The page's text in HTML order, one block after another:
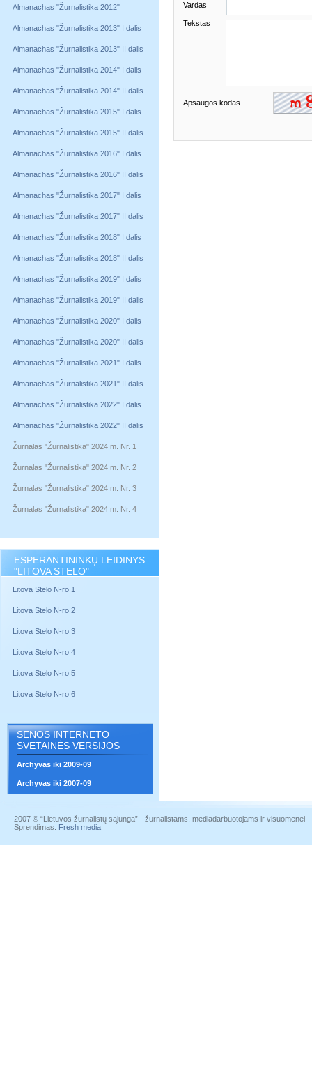
Almanachas "Žurnalistika 2012"
Almanachas "Žurnalistika 2013" I dalis
Almanachas "Žurnalistika 2013" II dalis
Almanachas "Žurnalistika 2014" I dalis
Almanachas "Žurnalistika 2014" II dalis
Almanachas "Žurnalistika 2015" I dalis
Almanachas "Žurnalistika 2015" II dalis
Almanachas "Žurnalistika 2016" I dalis
Almanachas "Žurnalistika 2016" II dalis
Almanachas "Žurnalistika 2017" I dalis
Almanachas "Žurnalistika 2017" II dalis
Almanachas "Žurnalistika 2018" I dalis
Almanachas "Žurnalistika 2018" II dalis
Almanachas "Žurnalistika 2019" I dalis
Almanachas "Žurnalistika 2019" II dalis
Almanachas "Žurnalistika 2020" I dalis
Almanachas "Žurnalistika 2020" II dalis
Almanachas "Žurnalistika 2021" I dalis
Almanachas "Žurnalistika 2021" II dalis
Almanachas "Žurnalistika 2022" I dalis
Almanachas "Žurnalistika 2022" II dalis
Žurnalas "Žurnalistika" 2024 m. Nr. 1
Žurnalas "Žurnalistika" 2024 m. Nr. 2
Žurnalas "Žurnalistika" 2024 m. Nr. 3
Žurnalas "Žurnalistika" 2024 m. Nr. 4
ESPERANTININKŲ LEIDINYS
"LITOVA STELO"
Litova Stelo N-ro 1
Litova Stelo N-ro 2
Litova Stelo N-ro 3
Litova Stelo N-ro 4
Litova Stelo N-ro 5
Litova Stelo N-ro 6
SENOS INTERNETO
SVETAINĖS VERSIJOS
Archyvas iki 2009-09
Archyvas iki 2007-09
Vardas
Tekstas
Apsaugos kodas
2007 © “Lietuvos žurnalistų sąjunga” - žurnalistams, mediadarbuotojams ir visuomenei
Sprendimas: Fresh media